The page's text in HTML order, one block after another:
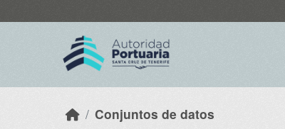
Conjuntos de datos